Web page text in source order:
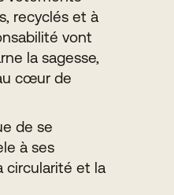
recyclés et à
vont
la sagesse,
cœur de
de se
à ses
circularité et la